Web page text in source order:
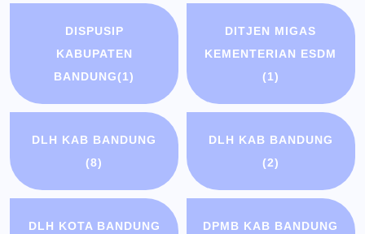
DISPUSIP
KABUPATEN
BANDUNG(1)
DITJEN MIGAS
KEMENTERIAN ESDM
(1)
DLH KAB BANDUNG
(8)
DLH KAB BANDUNG
(2)
DLH KOTA BANDUNG
DPMB KAB BANDUNG